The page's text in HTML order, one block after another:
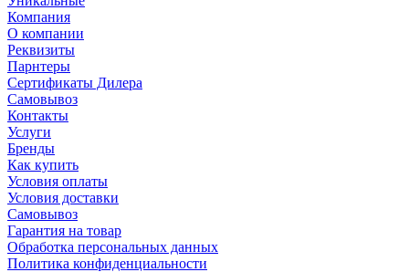
Компания
О компании
Реквизиты
Парнтеры
Сертификаты Дилера
Самовывоз
Контакты
Услуги
Бренды
Как купить
Условия оплаты
Условия доставки
Самовывоз
Гарантия на товар
Обработка персональных данных
Политика конфиденциальности